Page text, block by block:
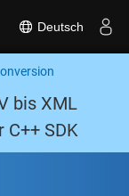
Deutsch
bis XML
C++ SDK